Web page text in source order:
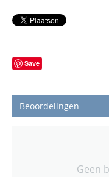
Save
Beoordelingen
Geen